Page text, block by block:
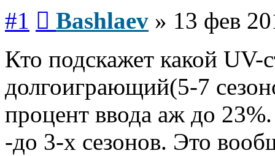
#1 Bashlaev » 13 фев
Кто подскажет какой UV-
долгоиграющий(5-7
процент ввода аж до
-до 3-х сезонов. Это